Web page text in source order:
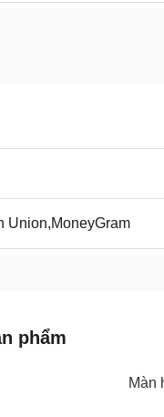
Union,MoneyGram
phẩm
Màn